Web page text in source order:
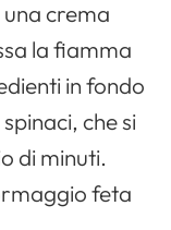
crema
la fiamma
in fondo
che si
di minuti.
feta